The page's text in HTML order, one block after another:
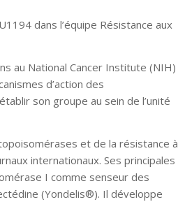
dans l’équipe Résistance aux
au National Cancer Institute (NIH)
d’action des
son groupe au sein de l’unité
et de la résistance à
internationaux. Ses principales
I comme senseur des
(Yondelis®). Il développe